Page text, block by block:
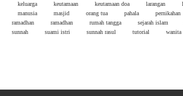
keluarga
keutamaan keutamaan doa larangan
manusia
masjid orang tua pahala pernikahan
ramadhan
ramadhan rumah tangga sejarah islam
sunnah
suami istri sunnah rasul tutorial wanita